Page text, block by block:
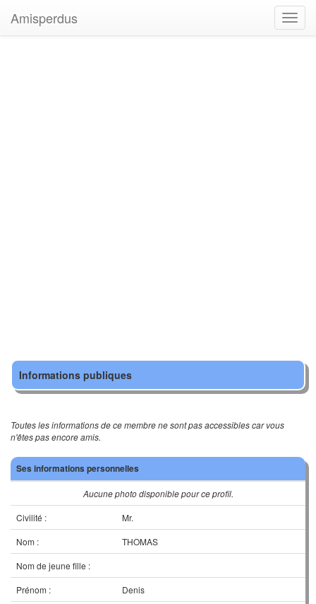
Amisperdus
Informations publiques
Toutes les informations de ce membre ne sont pas accessibles car vous
n'êtes pas encore amis.
Ses informations personnelles
Aucune photo disponible pour ce profil.
Civilité :
Mr.
Nom :
THOMAS
Nom de jeune fille :
Prénom :
Denis